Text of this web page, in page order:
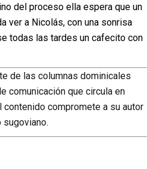
del proceso ella espera que un
ver a Nicolás, con una sonrisa
todas las tardes un cafecito con
de las columnas dominicales
comunicación que circula en
compromete a su autor